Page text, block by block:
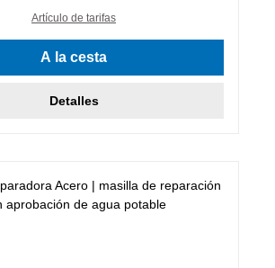
Artículo de tarifas
A la cesta
Detalles